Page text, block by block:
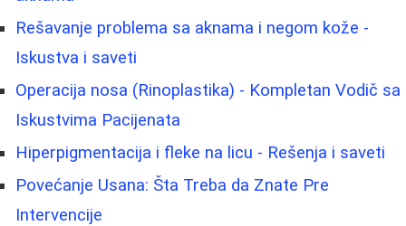
Rešavanje problema sa aknama i negom kože -
Iskustva i saveti
Operacija nosa (Rinoplastika) - Kompletan Vodič sa
Iskustvima Pacijenata
Hiperpigmentacija i fleke na licu - Rešenja i saveti
Povećanje Usana: Šta Treba da Znate Pre
Intervencije